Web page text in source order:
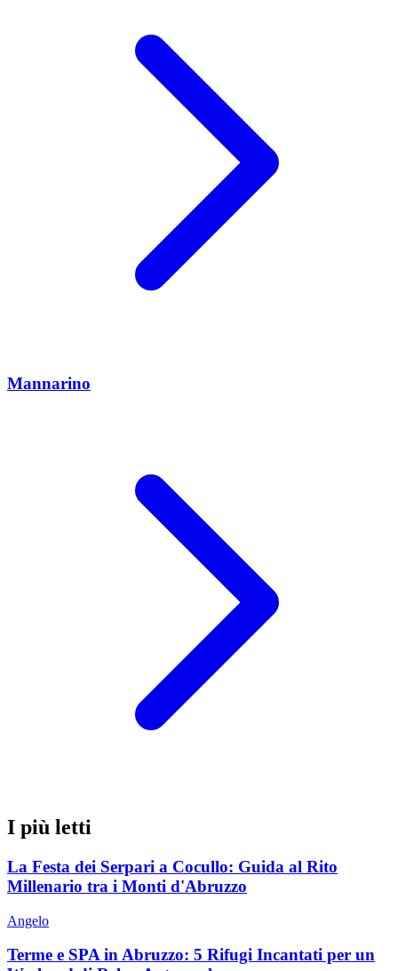
Mannarino
I più letti
La Festa dei Serpari a Cocullo: Guida al Rito
Millenario tra i Monti d'Abruzzo
Angelo
Terme e SPA in Abruzzo: 5 Rifugi Incantati per un